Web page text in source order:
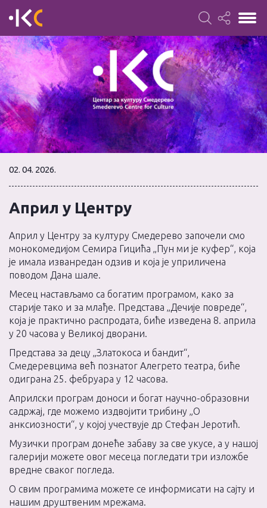
02. 04. 2026.
Април у Центру
Април у Центру за културу Смедерево започели смо
монокомедијом Семира Гицића „Пун ми је куфер“, која
је имала изванредан одзив и која је уприличена
поводом Дана шале.
Месец настављамо са богатим програмом, како за
старије тако и за млађе. Представа „Дечије повреде“,
која је практично распродата, биће изведена 8. априла
у 20 часова у Великој дворани.
Представа за децу „Златокоса и бандит“,
Смедеревцима већ познатог Алегрето театра, биће
одиграна 25. фебруара у 12 часова.
Априлски програм доноси и богат научно-образовни
садржај, где можемо издвојити трибину „О
анксиозности“, у којој учествује др Стефан Јеротић.
Музички програм донеће забаву за све укусе, а у нашој
галерији можете овог месеца погледати три изложбе
вредне сваког погледа.
О свим програмима можете се информисати на сајту и
нашим друштвеним мрежама.